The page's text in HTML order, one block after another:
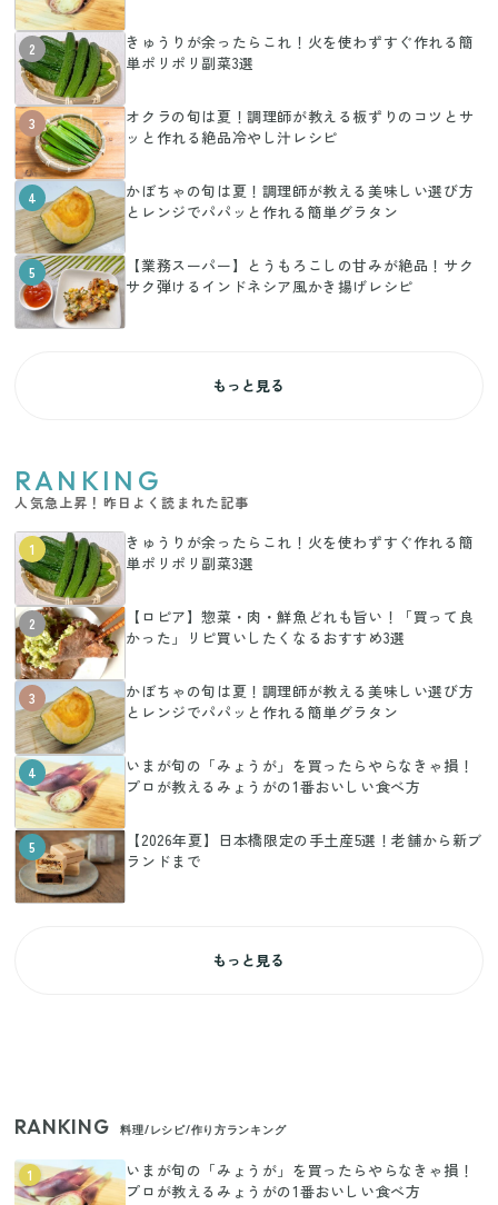
2
きゅうりが余ったらこれ！火を使わずすぐ作れる簡
単ポリポリ副菜3選
3
オクラの旬は夏！調理師が教える板ずりのコツとサ
ッと作れる絶品冷やし汁レシピ
4
かぼちゃの旬は夏！調理師が教える美味しい選び方
とレンジでパパッと作れる簡単グラタン
5
【業務スーパー】とうもろこしの甘みが絶品！サク
サク弾けるインドネシア風かき揚げレシピ
もっと見る
RANKING
人気急上昇！昨日よく読まれた記事
1
きゅうりが余ったらこれ！火を使わずすぐ作れる簡
単ポリポリ副菜3選
2
【ロピア】惣菜・肉・鮮魚どれも旨い！「買って良
かった」リピ買いしたくなるおすすめ3選
3
かぼちゃの旬は夏！調理師が教える美味しい選び方
とレンジでパパッと作れる簡単グラタン
4
いまが旬の「みょうが」を買ったらやらなきゃ損！
プロが教えるみょうがの1番おいしい食べ方
5
【2026年夏】日本橋限定の手土産5選！老舗から新ブ
ランドまで
もっと見る
RANKING 料理/レシピ/作り方ランキング
1
いまが旬の「みょうが」を買ったらやらなきゃ損！
プロが教えるみょうがの1番おいしい食べ方